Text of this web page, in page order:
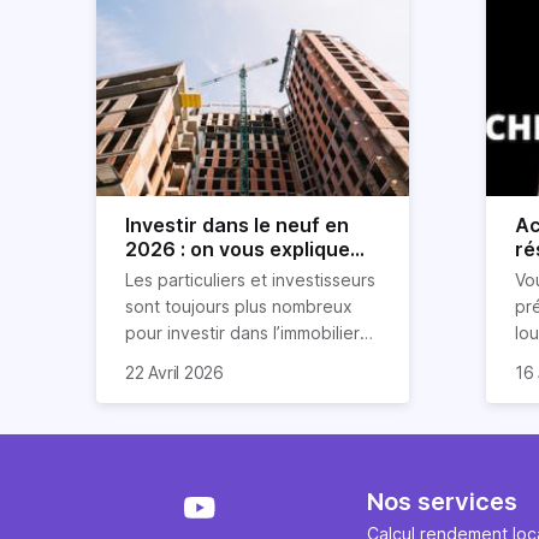
Investir dans le neuf en
2026 : on vous explique
tout !
Les particuliers et investisseurs
sont toujours plus nombreux
pour investir dans l’immobilier
nombreux avantages à choisir
expliquons tout dans cet
22 Avril 2026 16
Nos services
Calcul rendement